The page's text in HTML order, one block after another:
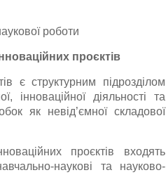
роботи
проєктів
є структурним підрозділом
інноваційної діяльності та
як невід’ємної складової
проєктів входять
наукові та науково-